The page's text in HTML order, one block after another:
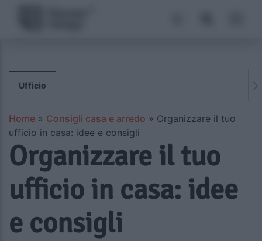
Ufficio
Home » Consigli casa e arredo » Organizzare il tuo
ufficio in casa: idee e consigli
Organizzare il tuo
ufficio in casa: idee
e consigli